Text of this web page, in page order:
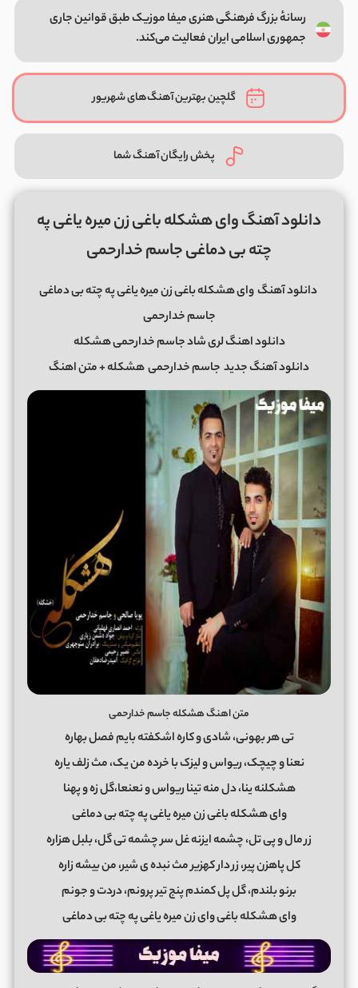
رسانهٔ بزرگ فرهنگی هنری میفا موزیک طبق قوانین جاری
جمهوری اسلامی ایران فعالیت می‌کند.
گلچین بهترین آهنگ‌های شهریور
پخش رایگان آهنگ شما
دانلود آهنگ وای هشکله باغى زن میره یاغى په
چته بى دماغى جاسم خدارحمی
دانلود آهنگوای هشکله باغى زن میره یاغى په چته بى دماغى
جاسم خدارحمی
دانلود اهنگ لری شاد جاسم خدارحمی هشکله
دانلود آهنگ جدید جاسم خدارحمیهشکله + متن اهنگ
متن اهنگ هشکله جاسم خدارحمی
تى هر بهونى، شادی و کاره اشکفته بایم فصل بهاره
نعنا و چیچک، ریواس و لیزک با خرده من یک، مث زلف یاره
هشکلنه ینا، دل منه تینا ریواس و نعنعا،گل زه و پهنا
وای هشکله باغى زن میره یاغى په چته بى دماغى
زر مال و پى تل، چشمه ایزنه غل سر چشمه تى گل، بلبل هزاره
کل پاهزن پیر، زر دار کهزیر مث نبده ى شیر، من بیشه زاره
برنو بلندم، گل پل کمندم پنج تیر پرونم، دردت و جونم
وای هشکله باغى وای زن میره یاغى په چته بى دماغى